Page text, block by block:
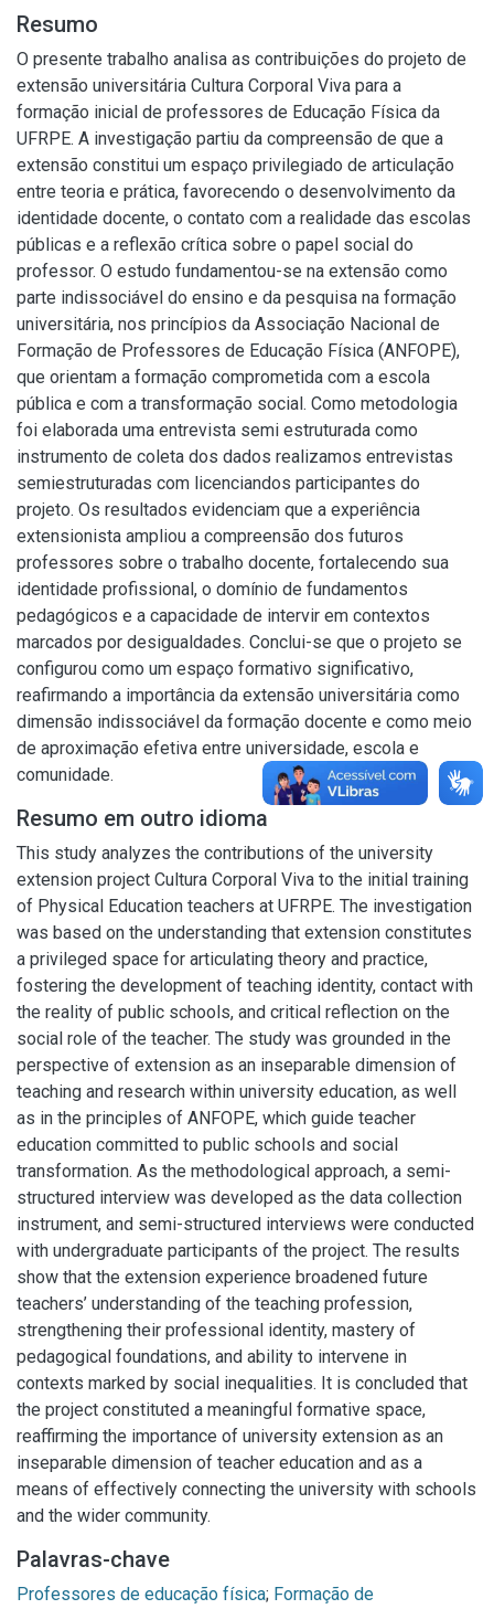
Resumo
O presente trabalho analisa as contribuições do projeto de
extensão universitária Cultura Corporal Viva para a
formação inicial de professores de Educação Física da
UFRPE. A investigação partiu da compreensão de que a
extensão constitui um espaço privilegiado de articulação
entre teoria e prática, favorecendo o desenvolvimento da
identidade docente, o contato com a realidade das escolas
públicas e a reflexão crítica sobre o papel social do
professor. O estudo fundamentou-se na extensão como
parte indissociável do ensino e da pesquisa na formação
universitária, nos princípios da Associação Nacional de
Formação de Professores de Educação Física (ANFOPE),
que orientam a formação comprometida com a escola
pública e com a transformação social. Como metodologia
foi elaborada uma entrevista semi estruturada como
instrumento de coleta dos dados realizamos entrevistas
semiestruturadas com licenciandos participantes do
projeto. Os resultados evidenciam que a experiência
extensionista ampliou a compreensão dos futuros
professores sobre o trabalho docente, fortalecendo sua
identidade profissional, o domínio de fundamentos
pedagógicos e a capacidade de intervir em contextos
marcados por desigualdades. Conclui-se que o projeto se
configurou como um espaço formativo significativo,
reafirmando a importância da extensão universitária como
dimensão indissociável da formação docente e como meio
de aproximação efetiva entre universidade, escola e
comunidade.
Resumo em outro idioma
This study analyzes the contributions of the university
extension project Cultura Corporal Viva to the initial training
of Physical Education teachers at UFRPE. The investigation
was based on the understanding that extension constitutes
a privileged space for articulating theory and practice,
fostering the development of teaching identity, contact with
the reality of public schools, and critical reflection on the
social role of the teacher. The study was grounded in the
perspective of extension as an inseparable dimension of
teaching and research within university education, as well
as in the principles of ANFOPE, which guide teacher
education committed to public schools and social
transformation. As the methodological approach, a semi-
structured interview was developed as the data collection
instrument, and semi-structured interviews were conducted
with undergraduate participants of the project. The results
show that the extension experience broadened future
teachers’ understanding of the teaching profession,
strengthening their professional identity, mastery of
pedagogical foundations, and ability to intervene in
contexts marked by social inequalities. It is concluded that
the project constituted a meaningful formative space,
reaffirming the importance of university extension as an
inseparable dimension of teacher education and as a
means of effectively connecting the university with schools
and the wider community.
Palavras-chave
Professores de educação física; Formação de